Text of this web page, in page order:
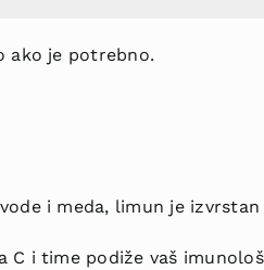
ako je potrebno.
i meda, limun je
C i time podiže vaš